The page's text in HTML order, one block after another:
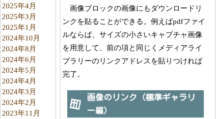
2025年4月
2025年3月
2025年1月
2024年10月
2024年8月
2024年6月
2024年5月
2024年4月
2024年3月
2024年2月
2023年11月
画像ブロックの画像にもダウンロードリ
ンクを貼ることができる。例えばpdfファイ
ルならば、サイズの小さいキャプチャ画像
を用意して、前の項と同じくメディアライ
ブラリーのリンクアドレスを貼りつければ
完了。
画像のリンク（標準ギャラリ
ー編）